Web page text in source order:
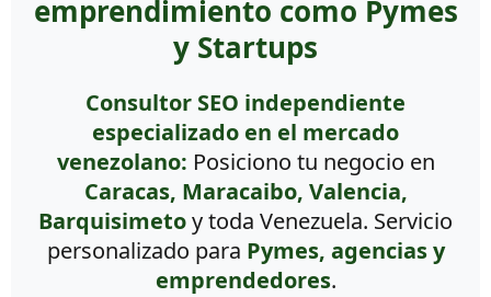
emprendimiento como Pymes
y Startups
Consultor SEO independiente
especializado en el mercado
venezolano: Posiciono tu negocio en
Caracas, Maracaibo, Valencia,
Barquisimetoy toda Venezuela. Servicio
personalizado para Pymes, agencias y
emprendedores.